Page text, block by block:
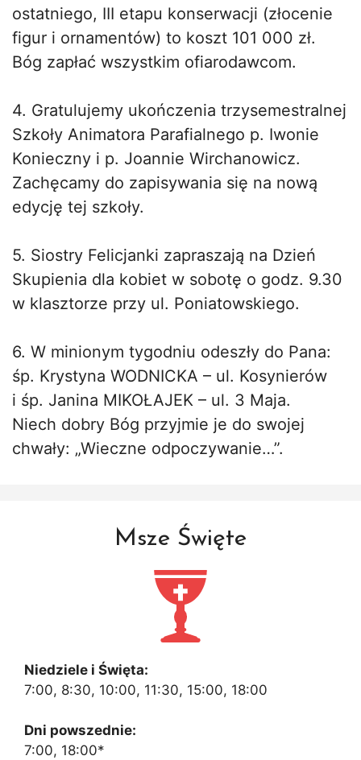
ostatniego, III etapu konserwacji (złocenie
figur i ornamentów) to koszt 101 000 zł.
Bóg zapłać wszystkim ofiarodawcom.
4. Gratulujemy ukończenia trzysemestralnej
Szkoły Animatora Parafialnego p. Iwonie
Konieczny i p. Joannie Wirchanowicz.
Zachęcamy do zapisywania się na nową
edycję tej szkoły.
5. Siostry Felicjanki zapraszają na Dzień
Skupienia dla kobiet w sobotę o godz. 9.30
w klasztorze przy ul. Poniatowskiego.
6. W minionym tygodniu odeszły do Pana:
śp. Krystyna WODNICKA – ul. Kosynierów
i śp. Janina MIKOŁAJEK – ul. 3 Maja.
Niech dobry Bóg przyjmie je do swojej
chwały: „Wieczne odpoczywanie…”.
Msze Święte
Niedziele i Święta:
7:00, 8:30, 10:00, 11:30, 15:00, 18:00
Dni powszednie:
7:00, 18:00*